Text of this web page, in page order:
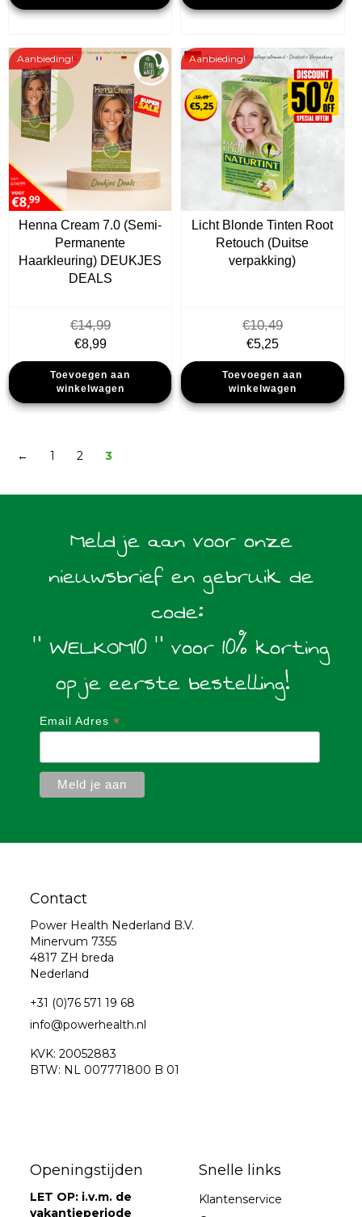
Henna Cream 7.0 (Semi-
Permanente
Haarkleuring) DEUKJES
DEALS
€14,99
Oorspronkelijke
prijs
was:
€14,99.
€8,99Huidige
prijs
is:
€8,99.
Toevoegen aan
winkelwagen
Aanbieding!
Licht Blonde Tinten Root
Retouch (Duitse
verpakking)
€10,49
Oorspronkelijke
prijs
was:
€10,49.
€5,25Huidige
prijs
is:
€5,25.
Toevoegen aan
winkelwagen
Aanbieding!
← 1 2 3
Meld je aan voor onze
nieuwsbrief en gebruik de
code:
" WELKOM10 " voor 10% korting
op je eerste bestelling!
Email Adres*
Contact
Power Health Nederland B.V.
Minervum 7355
4817 ZH breda
Nederland
+31 (0)76 571 19 68
info@powerhealth.nl
KVK: 20052883
BTW: NL 007771800 B 01
Openingstijden
LET OP: i.v.m. de
vakantieperiode
Snelle links
Klantenservice